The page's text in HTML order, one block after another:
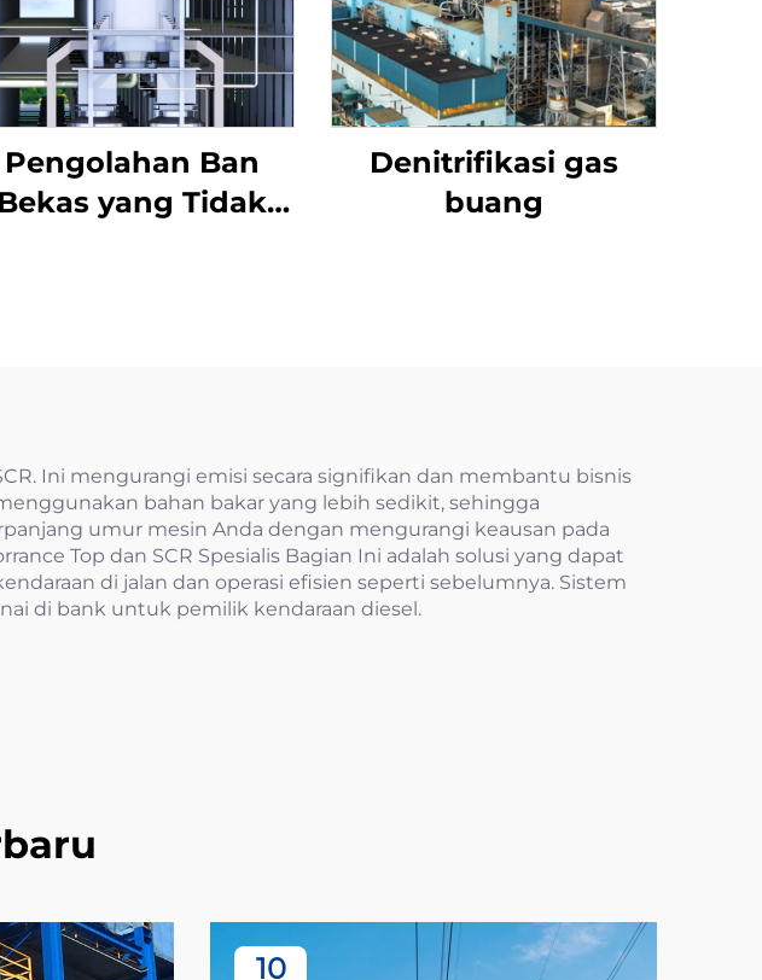
Pengolahan Ban
Bekas yang Tidak
Denitrifikasi gas
buang
Ini mengurangi emisi secara signifikan dan membantu bisnis
bahan bakar yang lebih sedikit, sehingga
umur mesin Anda dengan mengurangi keausan pada
Top dan SCR Spesialis Bagian Ini adalah solusi yang dapat
di jalan dan operasi efisien seperti sebelumnya. Sistem
di bank untuk pemilik kendaraan diesel.
10